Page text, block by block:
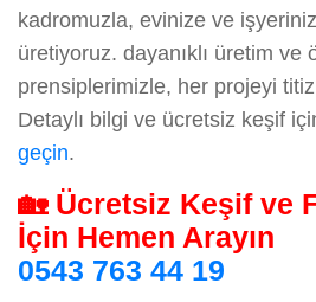
kadromuzla, evinize ve
üretiyoruz. dayanıklı üretim ve
prensiplerimizle, her projeyi
Detaylı bilgi ve ücretsiz keşif
geçin.
🏡 Ücretsiz Keşif ve
İçin Hemen Arayın
0543 763 44 19